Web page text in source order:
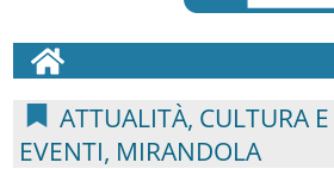
ATTUALITÀ, CULTURA
EVENTI, MIRANDOLA